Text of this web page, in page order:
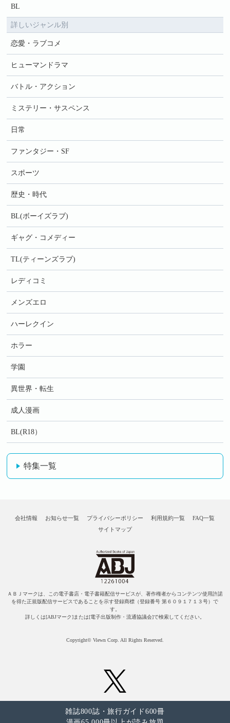
BL
詳しいジャンル別
恋愛・ラブコメ
ヒューマンドラマ
バトル・アクション
ミステリー・サスペンス
日常
ファンタジー・SF
スポーツ
歴史・時代
BL(ボーイズラブ)
ギャグ・コメディー
TL(ティーンズラブ)
レディコミ
メンズエロ
ハーレクイン
ホラー
学園
異世界・転生
成人漫画
BL(R18）
特集一覧
会社情報 お知らせ一覧 プライバシーポリシー 利用規約一覧
FAQ一覧
サイトマップ
ＡＢＪマークは、この電子書店・電子書籍配信サービスが、著作権者からコンテンツ使用許諾
を得た正規版配信サービスであることを示す登録商標（登録番号 第６０９１７１３号）で
す。
詳しくは[ABJマーク]または[電子出版制作・流通協議会]で検索してください。
Copyright© Viewn Corp. All Rights Reserved.
雑誌800誌・旅行ガイド600冊